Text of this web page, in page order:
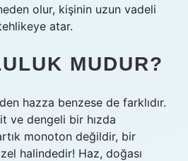
olur, kişinin uzun vadeli
tehlikeye atar.
MUDUR?
hazza benzese de farklıdır.
ve dengeli bir hızda
monoton değildir, bir
halindedir! Haz, doğası